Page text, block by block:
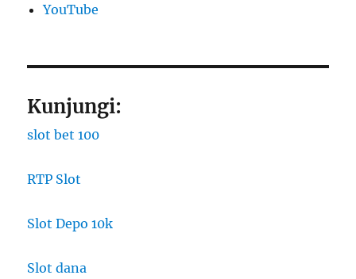
YouTube
Kunjungi:
slot bet 100
RTP Slot
Slot Depo 10k
Slot dana